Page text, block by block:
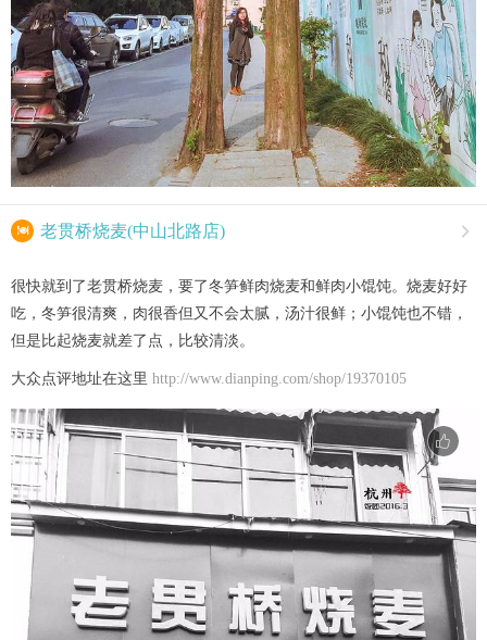
 老贯桥烧麦(中山北路店) 
很快就到了老贯桥烧麦，要了冬笋鲜肉烧麦和鲜肉小馄饨。烧麦好好
吃，冬笋很清爽，肉很香但又不会太腻，汤汁很鲜；小馄饨也不错，
但是比起烧麦就差了点，比较清淡。
大众点评地址在这里 http://www.dianping.com/shop/19370105